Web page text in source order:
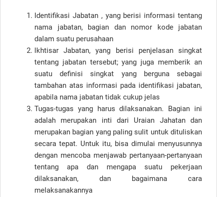
Identifikasi Jabatan , yang berisi informasi tentang
nama jabatan, bagian dan nomor kode jabatan
dalam suatu perusahaan
lkhtisar Jabatan, yang berisi penjelasan singkat
tentang jabatan tersebut; yang juga memberik an
suatu definisi singkat yang berguna sebagai
tambahan atas informasi pada identifikasi jabatan,
apabila nama jabatan tidak cukup jelas
Tugas-tugas yang harus dilaksanakan. Bagian ini
adalah merupakan inti dari Uraian Jahatan dan
merupakan bagian yang paling sulit untuk dituliskan
secara tepat. Untuk itu, bisa dimulai menyusunnya
dengan mencoba menjawab pertanyaan-pertanyaan
tentang apa dan mengapa suatu pekerjaan
dilaksanakan, dan bagaimana cara
melaksanakannya